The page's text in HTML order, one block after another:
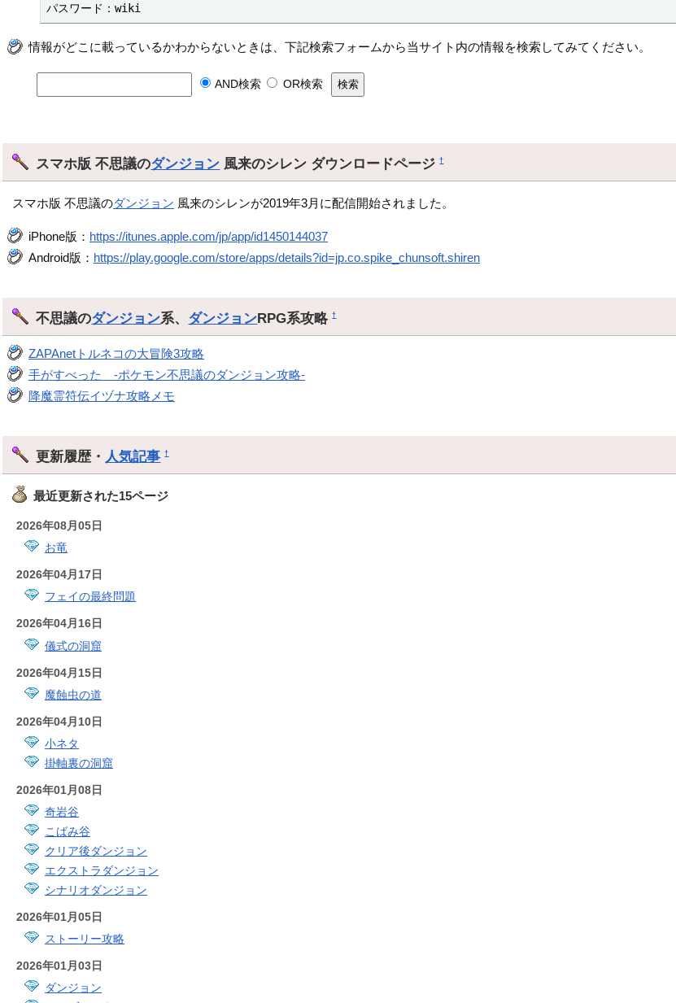
パスワード：wiki
情報がどこに載っているかわからないときは、下記検索フォームから当サイト内の情報を検索してみてください。
AND検索 OR検索
スマホ版 不思議のダンジョン 風来のシレン ダウンロードページ†
スマホ版 不思議のダンジョン 風来のシレンが2019年3月に配信開始されました。
iPhone版： https://itunes.apple.com/jp/app/id1450144037
Android版： https://play.google.com/store/apps/details?id=jp.co.spike_chunsoft.shiren
不思議のダンジョン系、 ダンジョンRPG系攻略†
ZAPAnetトルネコの大冒険3攻略
手がすべった -ポケモン不思議のダンジョン攻略-
降魔霊符伝イヅナ攻略メモ
更新履歴・ 人気記事 †
最近更新された15ページ
2026年08月05日
お竜
2026年04月17日
フェイの最終問題
2026年04月16日
儀式の洞窟
2026年04月15日
魔蝕虫の道
2026年04月10日
小ネタ
掛軸裏の洞窟
2026年01月08日
奇岩谷
こばみ谷
クリア後ダンジョン
エクストラダンジョン
シナリオダンジョン
2026年01月05日
ストーリー攻略
2026年01月03日
ダンジョン